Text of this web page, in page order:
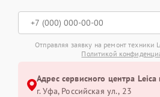
Отправляя заявку на ремонт техники
Политикой
Адрес сервисного центра
г. Уфа, Российская ул., 23